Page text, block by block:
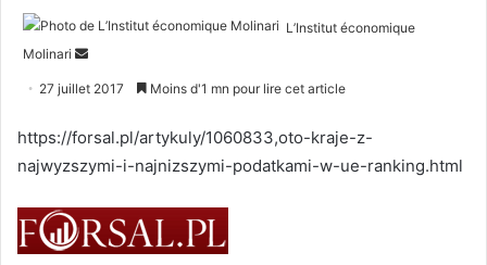
L’Institut économique
Molinari
Envoyer
27 juillet 2017 Moins d'1 mn pour lire cet article
https://forsal.pl/artykuly/1060833,oto-kraje-z-
najwyzszymi-i-najnizszymi-podatkami-w-ue-ranking.html